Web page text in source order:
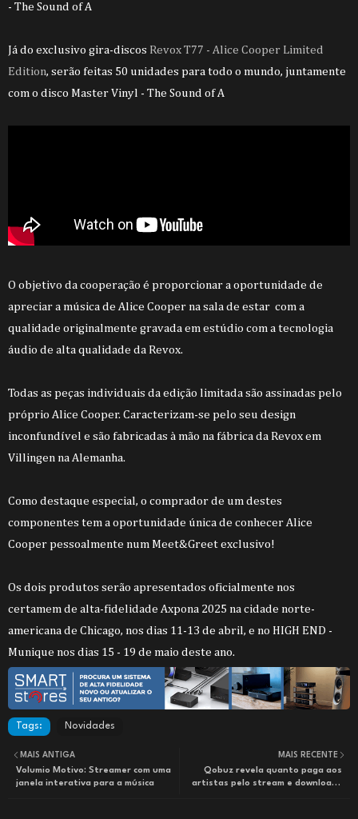
- The Sound of A
Já do exclusivo gira-discos Revox T77 - Alice Cooper Limited
Edition, serão feitas 50 unidades para todo o mundo, juntamente
com o disco Master Vinyl - The Sound of A
O objetivo da cooperação é proporcionar a oportunidade de
apreciar a música de Alice Cooper na sala de estar com a
qualidade originalmente gravada em estúdio com a tecnologia
áudio de alta qualidade da Revox.
Todas as peças individuais da edição limitada são assinadas pelo
próprio Alice Cooper. Caracterizam-se pelo seu design
inconfundível e são fabricadas à mão na fábrica da Revox em
Villingen na Alemanha.
Como destaque especial, o comprador de um destes
componentes tem a oportunidade única de conhecer Alice
Cooper pessoalmente num Meet&Greet exclusivo!
Os dois produtos serão apresentados oficialmente nos
certamem de alta-fidelidade Axpona 2025 na cidade norte-
americana de Chicago, nos dias 11-13 de abril, e no HIGH END -
Munique nos dias 15 - 19 de maio deste ano.
Tags: Novidades
MAIS RECENTE
Qobuz revela quanto paga aos
artistas pelo stream e downloads
MAIS ANTIGA
Volumio Motivo: Streamer com uma
janela interativa para a música